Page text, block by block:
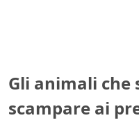
Gli animali
scampare ai